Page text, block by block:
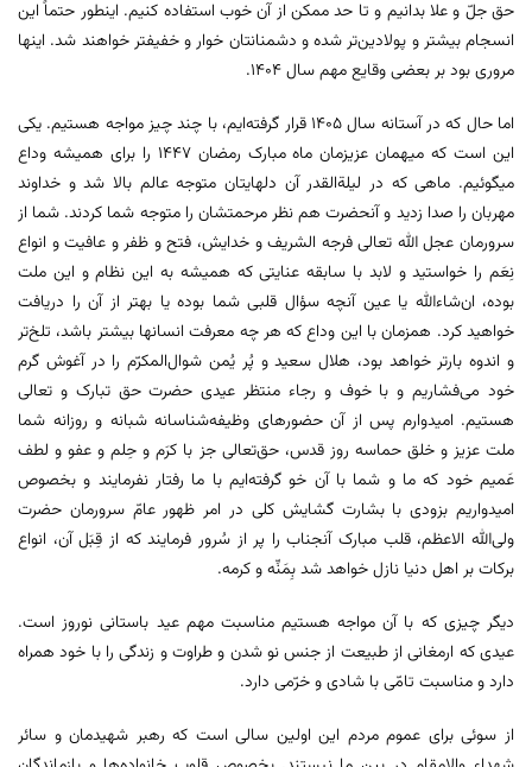
حق جلّ و علا بدانیم و تا حد ممکن از آن خوب استفاده کنیم. اینطور حتماً این
انسجام بیشتر و پولادین‌تر شده و دشمنانتان خوار و خفیفتر خواهند شد. اینها
مروری بود بر بعضی وقایع مهم سال ۱۴۰۴.
اما حال که در آستانه سال ۱۴۰۵ قرار گرفته‌ایم، با چند چیز مواجه هستیم. یکی
این است که میهمان عزیزمان ماه مبارک رمضان ۱۴۴۷ را برای همیشه وداع
میگوئیم. ماهی که در لیلة‌القدر آن دلهایتان متوجه عالم بالا شد و خداوند
مهربان را صدا زدید و آنحضرت هم نظر مرحمتشان را متوجه شما کردند. شما از
سرورمان عجل‌ الله تعالی ‌فرجه‌ الشریف و خدایش، فتح و ظفر و عافیت و انواع
نِعَم را خواستید و لابد با سابقه عنایتی که همیشه به این نظام و این ملت
بوده، ان‌شاء‌الله یا عین آنچه سؤال قلبی شما بوده یا بهتر از آن را دریافت
خواهید کرد. همزمان با این وداع که هر چه معرفت انسانها بیشتر باشد، تلخ‌تر
و اندوه‌ بارتر خواهد بود، هلال سعید و پُر یُمن شوال‌المکرّم را در آغوش گرم
خود می‌فشاریم و با خوف و رجاء منتظر عیدی حضرت حق تبارک و تعالی
هستیم. امیدوارم پس از آن حضورهای وظیفه‌شناسانه شبانه و روزانه شما
ملت عزیز و خلق حماسه روز قدس، حق‌تعالی جز با کرَم و حِلم و عفو و لطف
عَمیم خود که ما و شما با آن خو گرفته‌ایم با ما رفتار نفرمایند و بخصوص
امیدواریم بزودی با بشارت گشایش کلی در امر ظهور عامّ سرورمان حضرت
ولی‌الله الاعظم، قلب مبارک آنجناب را پر از سُرور فرمایند که از قِبَل آن، انواع
برکات بر اهل دنیا نازل خواهد شد بِمَنِّه و کرمه.
دیگر چیزی که با آن مواجه هستیم مناسبت مهم عید باستانی نوروز است.
عیدی که ارمغانی از طبیعت از جنس نو شدن و طراوت و زندگی را با خود همراه
دارد و مناسبت تامّی با شادی و خرّمی دارد.
از سوئی برای عموم مردم این اولین سالی است که رهبر شهیدمان و سائر